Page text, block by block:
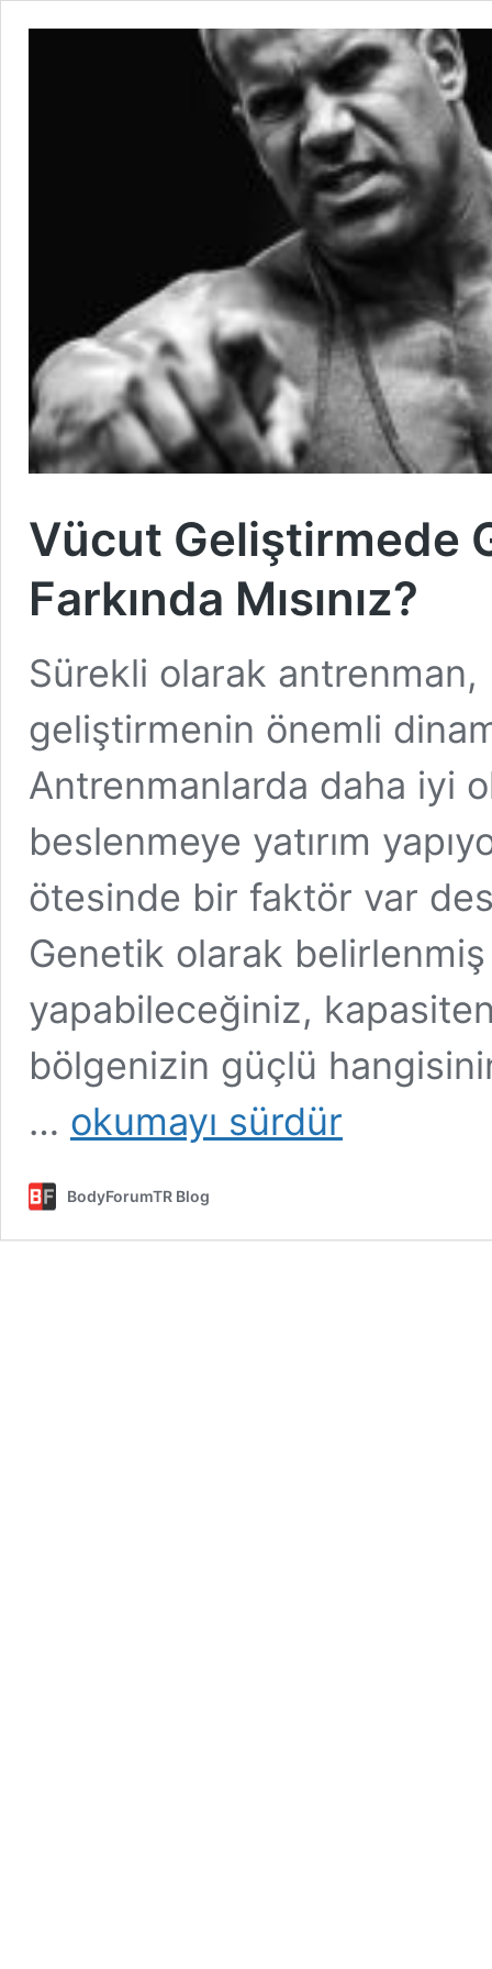
Vücut Geliştirmede
Farkında Mısınız?
Sürekli olarak
geliştirmenin önemli
Antrenmanlarda daha iyi
beslenmeye yatırım
ötesinde bir faktör var
Genetik olarak belirlenmiş
yapabileceğiniz,
bölgenizin güçlü
…
Vücut
Geliştirmede
Farkında
okumayı sürdür
BodyForumTR Blog